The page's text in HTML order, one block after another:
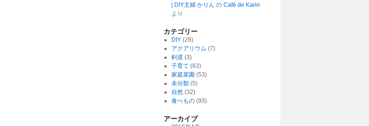
| DIY主婦 かりん の Café de Karin
より
カテゴリー
DIY(28)
アクアリウム (7)
剣道 (3)
子育て (63)
家庭菜園 (53)
未分類(5)
自然(32)
食べもの(93)
アーカイブ